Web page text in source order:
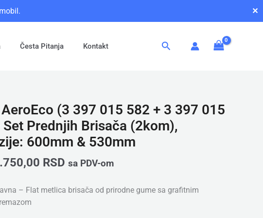
✕
Česta Pitanja Kontakt Pretraga
(3 397 015 582 + 3 397 015
Prednjih Brisača (2kom),
600mm & 530mm
RSD sa PDV-om
– Flat metlica brisača od prirodne gume sa grafitnim